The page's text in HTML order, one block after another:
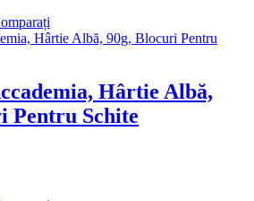
Hârtie Albă,
Pentru Schite